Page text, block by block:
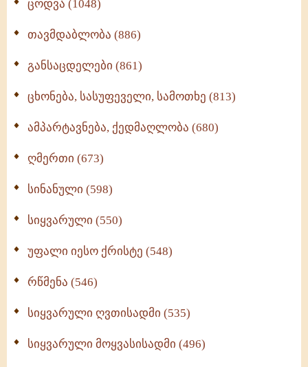
ცოდვა (1048)
თავმდაბლობა (886)
განსაცდელები (861)
ცხონება, სასუფეველი, სამოთხე (813)
ამპარტავნება, ქედმაღლობა (680)
ღმერთი (673)
სინანული (598)
სიყვარული (550)
უფალი იესო ქრისტე (548)
რწმენა (546)
სიყვარული ღვთისადმი (535)
სიყვარული მოყვასისადმი (496)